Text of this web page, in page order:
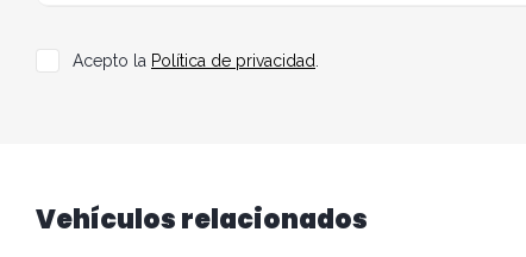
Acepto la Política de privacidad.
Vehículos relacionados